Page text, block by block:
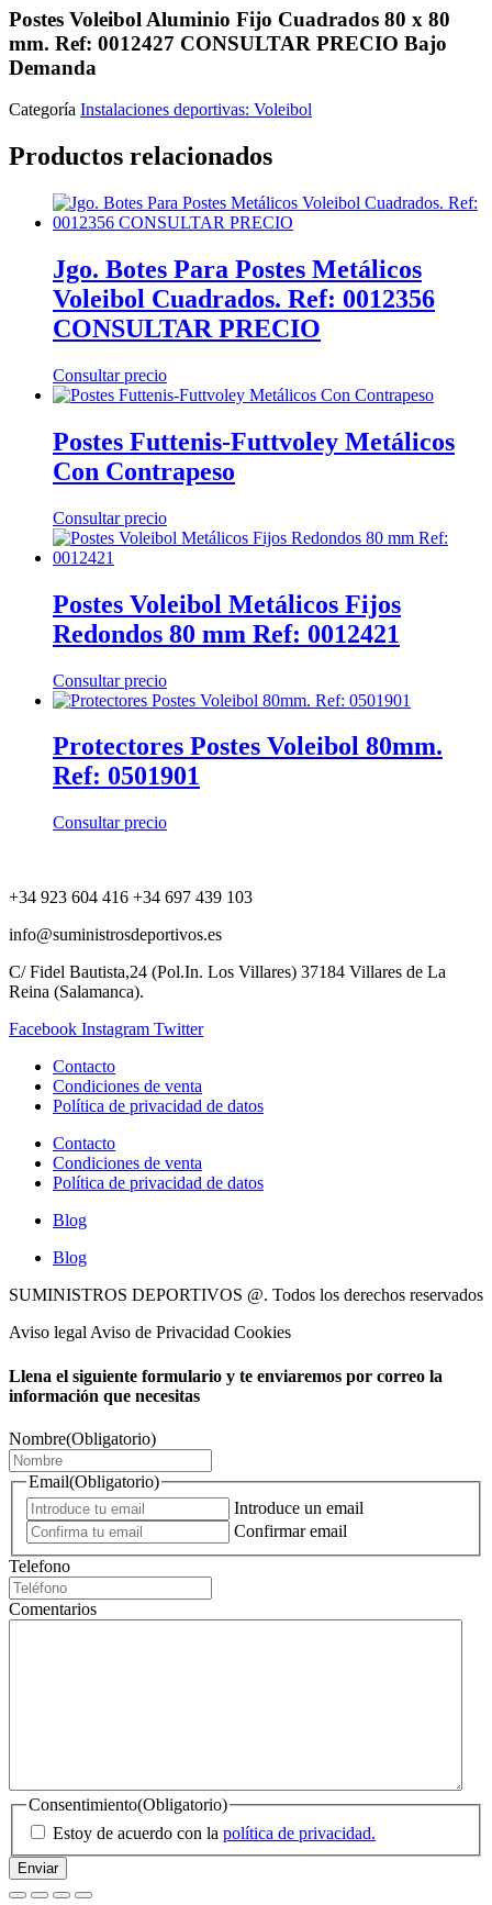
Postes Voleibol Aluminio Fijo Cuadrados 80 x 80
mm. Ref: 0012427 CONSULTAR PRECIO Bajo
Demanda
Categoría Instalaciones deportivas: Voleibol
Productos relacionados
Jgo. Botes Para Postes Metálicos
Voleibol Cuadrados. Ref: 0012356
CONSULTAR PRECIO
Consultar precio
Postes Futtenis-Futtvoley Metálicos
Con Contrapeso
Consultar precio
Postes Voleibol Metálicos Fijos
Redondos 80 mm Ref: 0012421
Consultar precio
Protectores Postes Voleibol 80mm.
Ref: 0501901
Consultar precio
+34 923 604 416 +34 697 439 103
info@suministrosdeportivos.es
C/ Fidel Bautista,24 (Pol.In. Los Villares) 37184 Villares de La
Reina (Salamanca).
Facebook Instagram Twitter
Contacto
Condiciones de venta
Política de privacidad de datos
Contacto
Condiciones de venta
Política de privacidad de datos
Blog
Blog
SUMINISTROS DEPORTIVOS @. Todos los derechos reservados
Aviso legal Aviso de Privacidad Cookies
Llena el siguiente formulario y te enviaremos por correo la
información que necesitas
Nombre(Obligatorio)
Email(Obligatorio)
Introduce un email
Confirmar email
Telefono
Comentarios
Consentimiento(Obligatorio)
Estoy de acuerdo con la política de privacidad.